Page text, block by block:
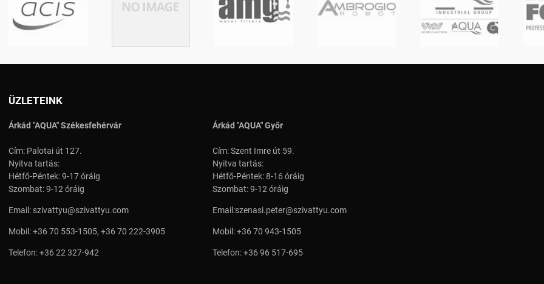
ÜZLETEINK
Árkád "AQUA" Székesfehérvár
Cím: Palotai út 127.
Nyitva tartás:
Hétfő-Péntek: 9-17 óráig
Szombat: 9-12 óráig
Email: szivattyu@szivattyu.com
Mobil:+36 70 553-1505, +36 70 222-3905
Telefon:+36 22 327-942
Árkád "AQUA" Győr
Cím: Szent Imre út 59.
Nyitva tartás:
Hétfő-Péntek: 8-16 óráig
Szombat: 9-12 óráig
Email:szenasi.peter@szivattyu.com
Mobil:+36 70 943-1505
Telefon:+36 96 517-695